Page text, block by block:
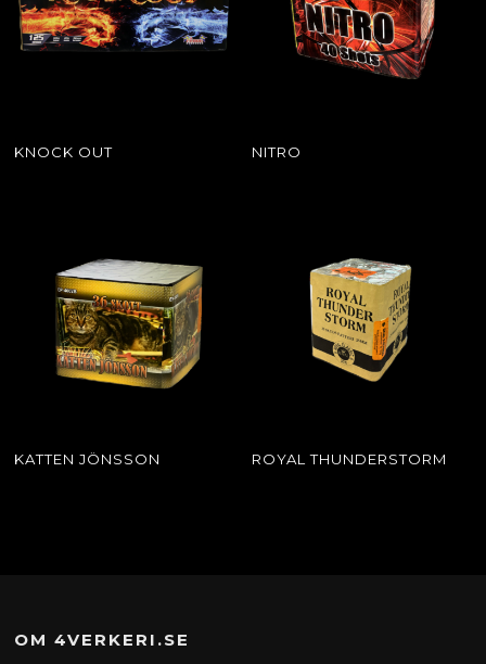
KNOCK OUT NITRO
KATTEN JÖNSSON ROYAL THUNDERSTORM
OM 4VERKERI.SE